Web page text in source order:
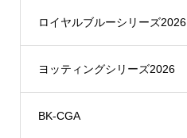
ロイヤルブルーシリーズ2026
ヨッティングシリーズ2026
BK-CGA